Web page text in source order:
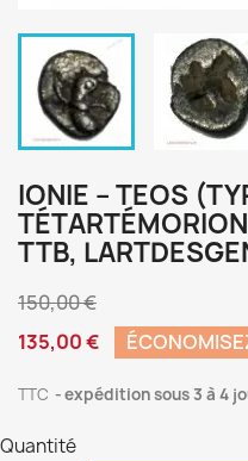
IONIE – TEOS
TTB,
150,00 €
135,00 €
TTC expédition sous 3 à 4
Quantité